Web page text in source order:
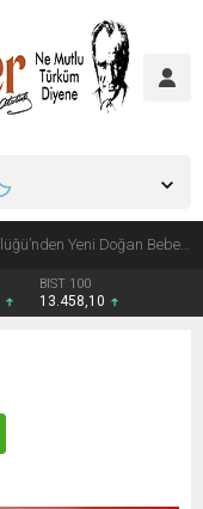
Dünyanın üçüncü büyük yarı batık vinç gemisi İstanbul Boğazı’ndan geçiyor
BIST 100
13.458,10